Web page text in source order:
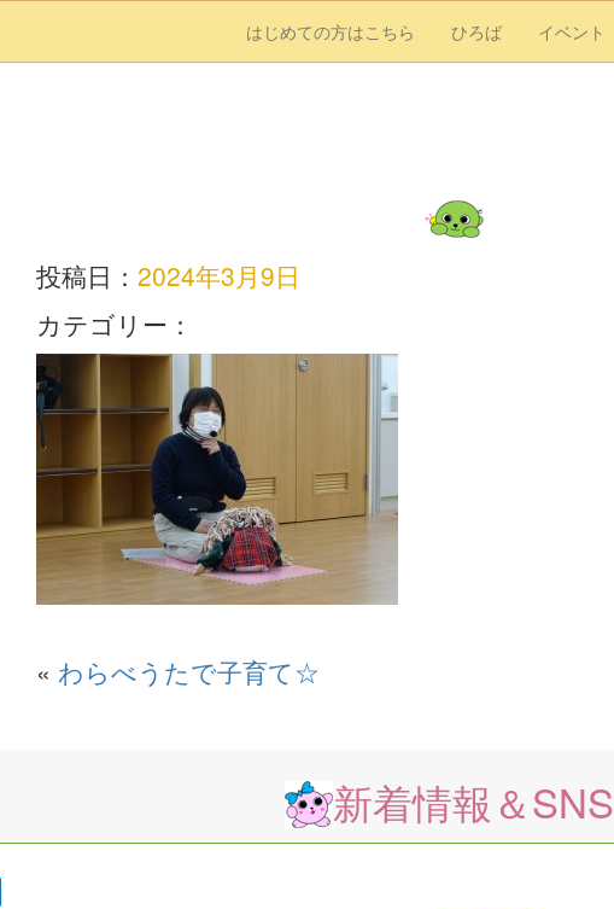
はじめての方はこちら ひろば イベント
投稿日： 2024年3月9日
カテゴリー：
« わらべうたで子育て☆
新着情報＆SNS